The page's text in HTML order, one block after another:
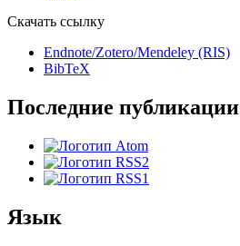
Скачать ссылку
Endnote/Zotero/Mendeley (RIS)
BibTeX
Последние публикации
Язык